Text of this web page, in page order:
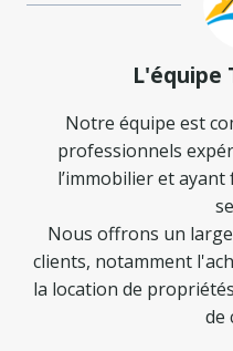
L'équipe
Notre équipe est
professionnels
l’immobilier et
Nous offrons un
clients, notamment
la location de
de